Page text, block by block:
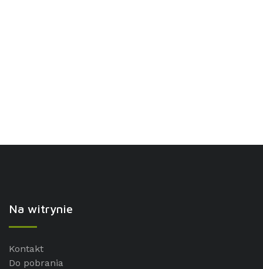
Na witrynie
Kontakt
Do pobrania